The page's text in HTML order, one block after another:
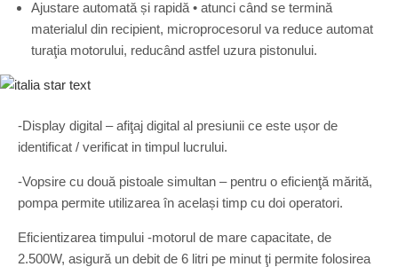
Ajustare automată și rapidă • atunci când se termină
materialul din recipient, micropro­cesorul va reduce automat
turaţia motorului, reducând astfel uzura pistonului.
-Display digital – afiţaj digital al presiunii ce este ușor de
identificat / verificat in timpul lucrului.
-Vopsire cu două pistoale simultan – pentru o eficienţă mărită,
pompa permite utilizarea în același timp cu doi operatori.
Eficientizarea timpului -motorul de mare capacitate, de
2.500W, asigură un debit de 6 litri pe minut ţi permite folosirea